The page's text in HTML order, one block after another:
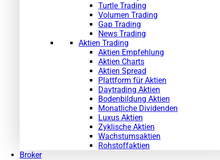
Turtle Trading
Volumen Trading
Gap Trading
News Trading
Aktien Trading
Aktien Empfehlung
Aktien Charts
Aktien Spread
Plattform für Aktien
Daytrading Aktien
Bodenbildung Aktien
Monatliche Dividenden
Luxus Aktien
Zyklische Aktien
Wachstumsaktien
Rohstoffaktien
Broker